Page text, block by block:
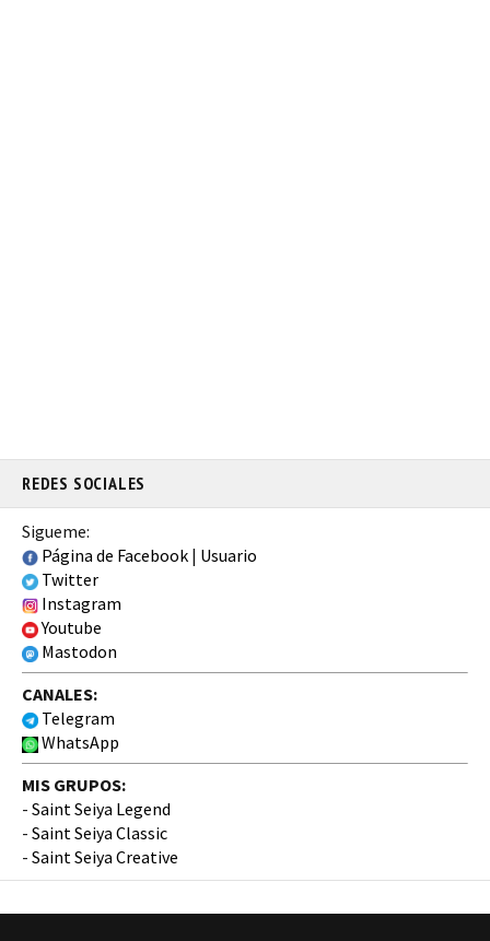
REDES SOCIALES
Sigueme:
Página de Facebook | Usuario
Twitter
Instagram
Youtube
Mastodon
CANALES:
Telegram
WhatsApp
MIS GRUPOS:
- Saint Seiya Legend
- Saint Seiya Classic
- Saint Seiya Creative